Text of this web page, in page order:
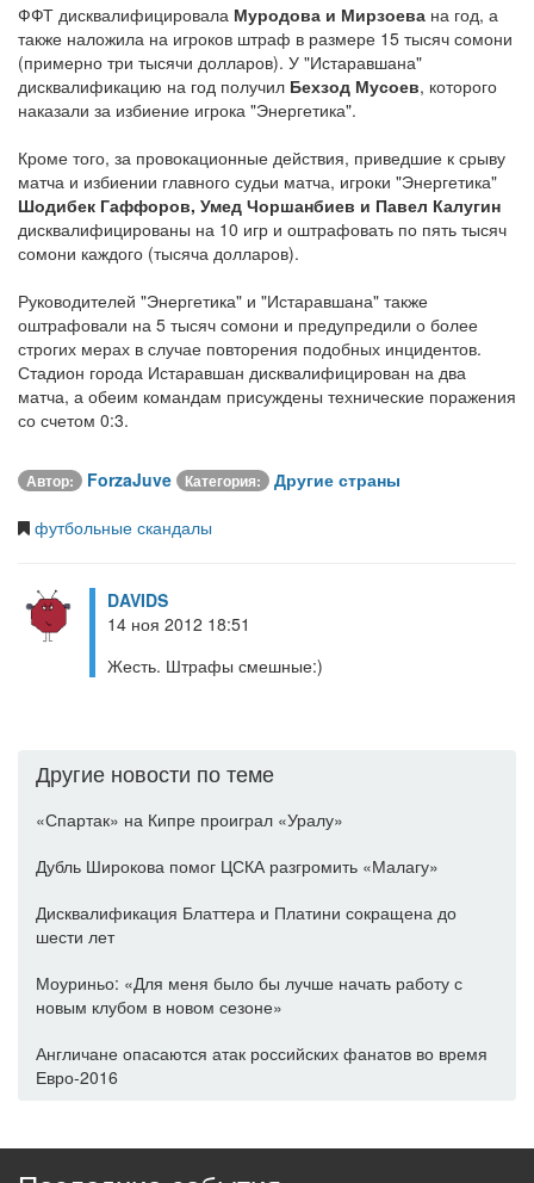
ФФТ дисквалифицировала Муродова и Мирзоева на год, а
также наложила на игроков штраф в размере 15 тысяч сомони
(примерно три тысячи долларов). У "Истаравшана"
дисквалификацию на год получил Бехзод Мусоев, которого
наказали за избиение игрока "Энергетика".
Кроме того, за провокационные действия, приведшие к срыву
матча и избиении главного судьи матча, игроки "Энергетика"
Шодибек Гаффоров, Умед Чоршанбиев и Павел Калугин
дисквалифицированы на 10 игр и оштрафовать по пять тысяч
сомони каждого (тысяча долларов).
Руководителей "Энергетика" и "Истаравшана" также
оштрафовали на 5 тысяч сомони и предупредили о более
строгих мерах в случае повторения подобных инцидентов.
Стадион города Истаравшан дисквалифицирован на два
матча, а обеим командам присуждены технические поражения
со счетом 0:3.
Автор: ForzaJuve Категория:
Другие страны
футбольные скандалы
DAVIDS
14 ноя 2012 18:51
Жесть. Штрафы смешные:)
Другие новости по теме
«Спартак» на Кипре проиграл «Уралу»
Дубль Широкова помог ЦСКА разгромить «Малагу»
Дисквалификация Блаттера и Платини сокращена до
шести лет
Моуриньо: «Для меня было бы лучше начать работу с
новым клубом в новом сезоне»
Англичане опасаются атак российских фанатов во время
Евро-2016